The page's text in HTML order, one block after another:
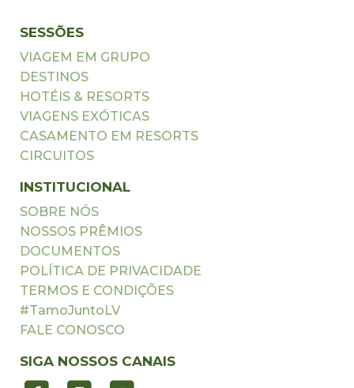
SESSÕES
VIAGEM EM GRUPO
DESTINOS
HOTÉIS & RESORTS
VIAGENS EXÓTICAS
CASAMENTO EM RESORTS
CIRCUITOS
INSTITUCIONAL
SOBRE NÓS
NOSSOS PRÊMIOS
DOCUMENTOS
POLÍTICA DE PRIVACIDADE
TERMOS E CONDIÇÕES
#TamoJuntoLV
FALE CONOSCO
SIGA NOSSOS CANAIS